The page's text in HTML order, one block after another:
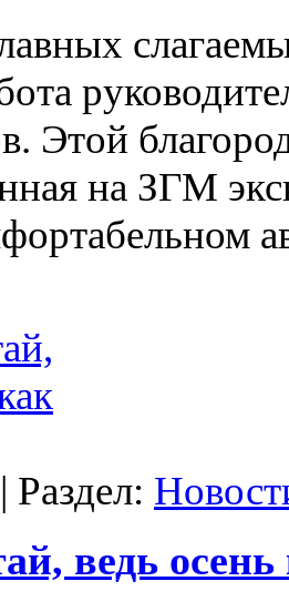
Этой
на ЗГМ
Раздел:
ведь осень